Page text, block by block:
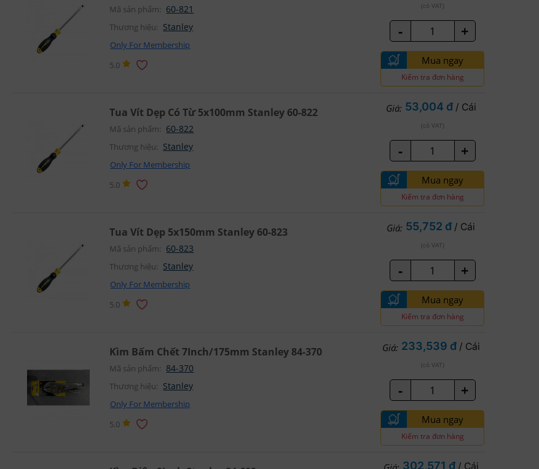
Mã sản phẩm: 60-821
Thương hiệu: Stanley
Only For Membership
5.0
(có VAT)
- +
Mua ngay
Kiểm tra đơn hàng
Tua Vít Dẹp Có Từ 5x100mm Stanley 60-822
Mã sản phẩm: 60-822
Thương hiệu: Stanley
Only For Membership
5.0
Giá: 53,004 đ / Cái
(có VAT)
- +
Mua ngay
Kiểm tra đơn hàng
Tua Vít Dẹp 5x150mm Stanley 60-823
Mã sản phẩm: 60-823
Thương hiệu: Stanley
Only For Membership
5.0
Giá: 55,752 đ / Cái
(có VAT)
- +
Mua ngay
Kiểm tra đơn hàng
Kìm Bấm Chết 7Inch/175mm Stanley 84-370
Mã sản phẩm: 84-370
Thương hiệu: Stanley
Only For Membership
5.0
Giá: 233,539 đ / Cái
(có VAT)
- +
Mua ngay
Kiểm tra đơn hàng
302,571 đ / Cái